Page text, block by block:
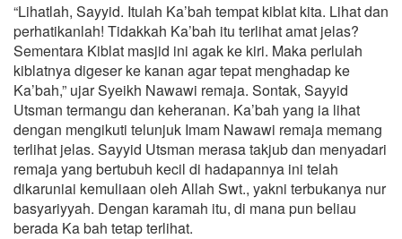
“Lihatlah, Sayyid. Itulah Ka’bah tempat kiblat kita. Lihat dan
perhatikanlah! Tidakkah Ka’bah itu terlihat amat jelas?
Sementara Kiblat masjid ini agak ke kiri. Maka perlulah
kiblatnya digeser ke kanan agar tepat menghadap ke
Ka’bah,” ujar Syeikh Nawawi remaja. Sontak, Sayyid
Utsman termangu dan keheranan. Ka’bah yang ia lihat
dengan mengikuti telunjuk Imam Nawawi remaja memang
terlihat jelas. Sayyid Utsman merasa takjub dan menyadari
remaja yang bertubuh kecil di hadapannya ini telah
dikaruniai kemuliaan oleh Allah Swt., yakni terbukanya nur
basyariyyah. Dengan karamah itu, di mana pun beliau
berada Ka bah tetap terlihat.